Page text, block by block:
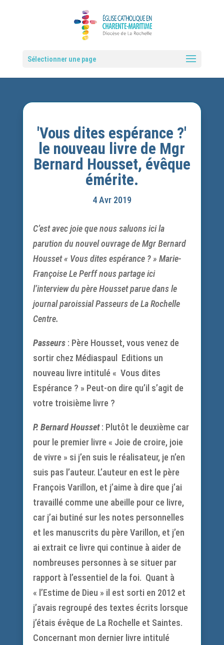
Sélectionner une page
'Vous dites espérance ?'
le nouveau livre de Mgr
Bernard Housset, évêque
émérite.
4 Avr 2019
C’est avec joie que nous saluons ici la
parution du nouvel ouvrage de Mgr Bernard
Housset « Vous dites espérance ? » Marie-
Françoise Le Perff nous partage ici
l’interview du père Housset parue dans le
journal paroissial Passeurs de La Rochelle
Centre.
Passeurs: Père Housset, vous venez de
sortir chez Médiaspaul Editions un
nouveau livre intitulé « Vous dites
Espérance ? » Peut-on dire qu’il s’agit de
votre troisième livre ?
P. Bernard Housset: Plutôt le deuxième car
pour le premier livre « Joie de croire, joie
de vivre » si j’en suis le réalisateur, je n’en
suis pas l’auteur. L’auteur en est le père
François Varillon, et j’aime à dire que j’ai
travaillé comme une abeille pour ce livre,
car j’ai butiné sur les notes personnelles
et les manuscrits du père Varillon, et j’en
ai extrait ce livre qui continue à aider de
nombreuses personnes à se situer par
rapport à l’essentiel de la foi. Quant à
« l’Estime de Dieu » il est sorti en 2012 et
j’avais regroupé des textes écrits lorsque
j’étais évêque de La Rochelle et Saintes.
Concernant mon dernier livre intitulé